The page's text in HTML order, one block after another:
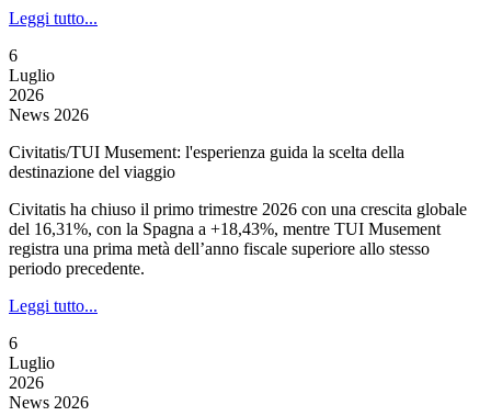
Leggi tutto...
6
Luglio
2026
News 2026
Civitatis/TUI Musement: l'esperienza guida la scelta della
destinazione del viaggio
Civitatis ha chiuso il primo trimestre 2026 con una crescita globale
del 16,31%, con la Spagna a +18,43%, mentre TUI Musement
registra una prima metà dell’anno fiscale superiore allo stesso
periodo precedente.
Leggi tutto...
6
Luglio
2026
News 2026